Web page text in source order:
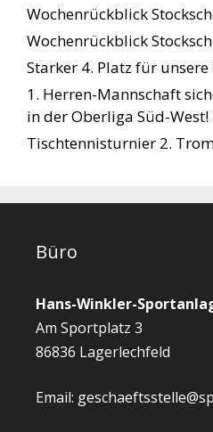
Wochenrückblick
Wochenrückblick
Starker 4. Platz für unsere
1. Herren-Mannschaft
in der Oberliga Süd-West!
Tischtennisturnier 2.
Büro
Hans-Winkler-
Am Sportplatz 3
86836 Lagerlechfeld
Email: